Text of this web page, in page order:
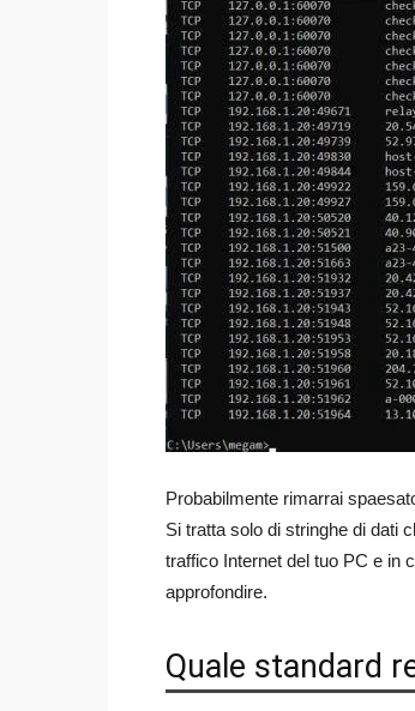
Probabilmente rimarrai
Si tratta solo di stringhe di dati
traffico Internet del tuo PC e in
approfondire.
Quale standard